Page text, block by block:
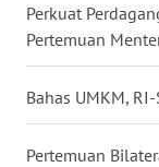
Perkuat
Pertemuan
Bahas UMKM,
Pertemuan
GORONTALO
WN
SULUT
WN